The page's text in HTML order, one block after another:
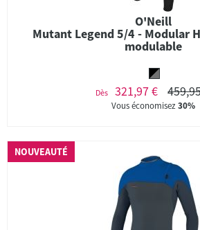
O'Neill
Mutant Legend 5/4 - Modular
modulable
Dès 321,97 €
Vous économisez30%
NOUVEAUTÉ